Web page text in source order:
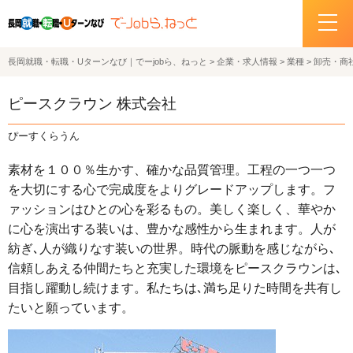
ホーム
イベント情報
サポートデスクの紹介
お問い合わせ
関連機関リンク
サイトポリシー
プライバシーポリシー
長岡就職・転職・Uターンなび｜でーjobら、ねっと > 企業・求人情報 > 業種 > 卸売・商
ピースクラウン 株式会社
ぴーすくらうん
素材を１００％生かす、確かな品質管理。工程の一つ一つ
を大切にする心で完成度をよりグレードアップします。フ
ァッションはひとの心を彩るもの。美しく楽しく、華やか
に心を演出する装いは、豊かな感性から生まれます。人が
紡ぎ､人が織りなす装いの世界。時代の脈動を感じながら､
信頼しあえる仲間たちと充実した環境をピースクラウンは､
目指し躍動し続けます。私たちは､満ち足りた時間を共有し
たいと願っています。